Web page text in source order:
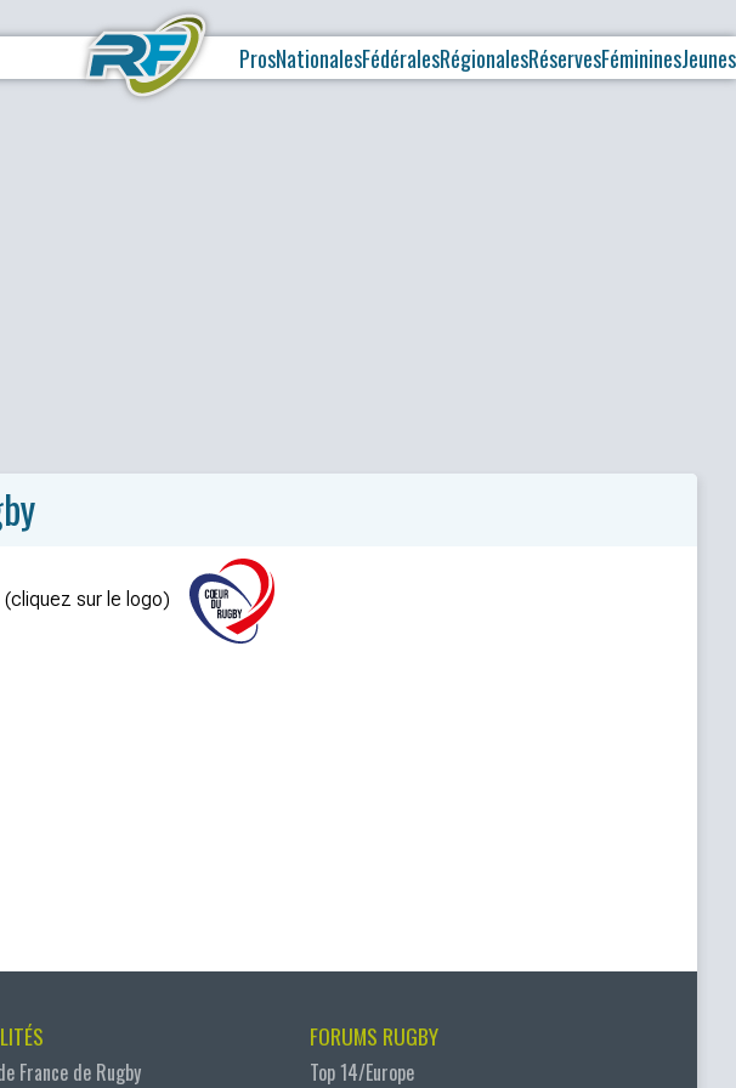
ProsNationalesFédéralesRégionalesRéservesFémininesJeunes
sur le logo)
France de Rugby
FORUMS RUGBY
Top 14/Europe